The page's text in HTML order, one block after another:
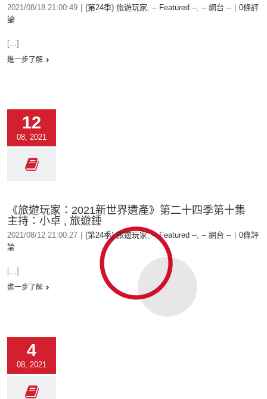
2021/08/18 21:00:49 (第24季) 旅遊玩家, -- Featured --, -- 網台 --
0條評
論
[...]
進一步了解
12
08, 2021
《旅遊玩家：2021新世界遺產》第二十四季第十集
主持：小卓 , 旅遊鍾
2021/08/12 21:00:27 (第24季) 旅遊玩家,-- Featured --, -- 網台 --
0條評
論
[...]
進一步了解
4
08, 2021